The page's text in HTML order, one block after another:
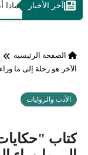
آخر الأخبار
الإبداع: لماذا أصبح
الصفحة الرئيسية
الآخر هو رحلة إلى ما
الأدب والروايات
كتاب